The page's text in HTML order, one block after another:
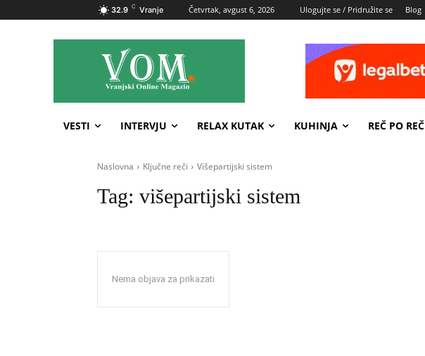
32.9 C Vranje Četvrtak, avgust 6, 2026 Ulogujte se / Pridružite se Blog
VESTI INTERVJU RELAX KUTAK KUHINJA REČ PO REČ
Naslovna Ključne reči Višepartijski sistem
Tag: višepartijski sistem
Nema objava za prikazati